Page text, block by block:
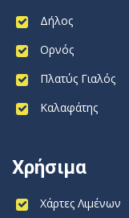
Δήλος
Ορνός
Πλατύς Γιαλός
Καλαφάτης
Χρήσιμα
Χάρτες Λιμένων